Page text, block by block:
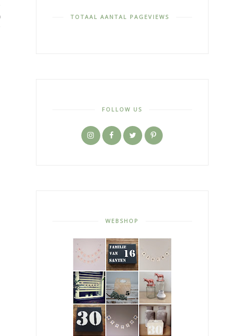
TOTAAL AANTAL PAGEVIEWS
FOLLOW US
WEBSHOP